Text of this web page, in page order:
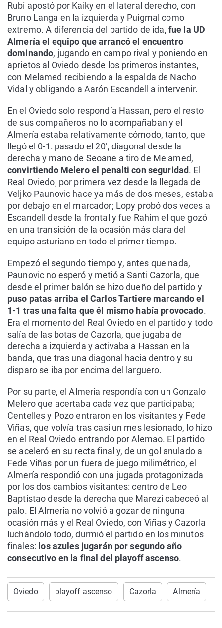
Rubi apostó por Kaiky en el lateral derecho, con
Bruno Langa en la izquierda y Puigmal como
extremo. A diferencia del partido de ida, fue la UD
Almería el equipo que arrancó el encuentro
dominando, jugando en campo rival y poniendo en
aprietos al Oviedo desde los primeros instantes,
con Melamed recibiendo a la espalda de Nacho
Vidal y obligando a Aarón Escandell a intervenir.
En el Oviedo solo respondía Hassan, pero el resto
de sus compañeros no lo acompañaban y el
Almería estaba relativamente cómodo, tanto, que
llegó el 0-1: pasado el 20’, diagonal desde la
derecha y mano de Seoane a tiro de Melamed,
convirtiendo Melero el penalti con seguridad. El
Real Oviedo, por primera vez desde la llegada de
Veljko Paunovic hace ya más de dos meses, estaba
por debajo en el marcador; Lopy probó dos veces a
Escandell desde la frontal y fue Rahim el que gozó
en una transición de la ocasión más clara del
equipo asturiano en todo el primer tiempo.
Empezó el segundo tiempo y, antes que nada,
Paunovic no esperó y metió a Santi Cazorla, que
desde el primer balón se hizo dueño del partido y
puso patas arriba el Carlos Tartiere marcando el
1-1 tras una falta que él mismo había provocado.
Era el momento del Real Oviedo en el partido y todo
salía de las botas de Cazorla, que jugaba de
derecha a izquierda y activaba a Hassan en la
banda, que tras una diagonal hacia dentro y su
disparo se iba por encima del larguero.
Por su parte, el Almería respondía con un Gonzalo
Melero que acertaba cada vez que participaba;
Centelles y Pozo entraron en los visitantes y Fede
Viñas, que volvía tras casi un mes lesionado, lo hizo
en el Real Oviedo entrando por Alemao. El partido
se aceleró en su recta final y, de un gol anulado a
Fede Viñas por un fuera de juego milimétrico, el
Almería respondió con una jugada protagonizada
por los dos cambios visitantes: centro de Leo
Baptistao desde la derecha que Marezi cabeceó al
palo. El Almería no volvió a gozar de ninguna
ocasión más y el Real Oviedo, con Viñas y Cazorla
luchándolo todo, durmió el partido en los minutos
finales: los azules jugarán por segundo año
consecutivo en la final del playoff ascenso.
Oviedo playoff ascenso Cazorla Almería